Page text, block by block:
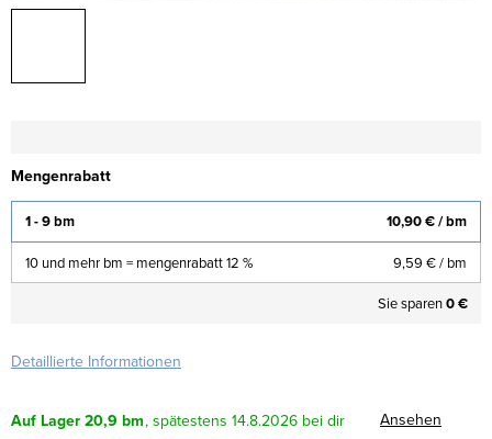
Mengenrabatt
1 - 9 bm 10,90 €/ bm
10 und mehr bm = mengenrabatt 12 % 9,59 €/ bm
Sie sparen0 €
Detaillierte Informationen
Auf Lager 20,9 bm 14.8.2026
Ansehen